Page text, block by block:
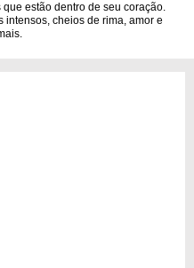
estão dentro de seu coração.
intensos, cheios de rima, amor e